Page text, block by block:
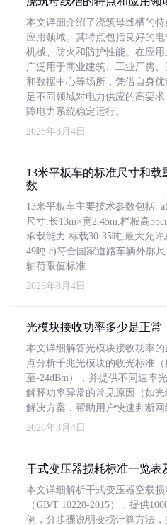
本文详细介绍了浇筑母线槽的特
应用领域。其特点包括良好的电
机械、防火和防护性能。在应用
广泛用于商业建筑、工业厂房、
和数据中心等场所，凭借自身优
足不同领域对电力供应的高要求
障电力系统稳定运行。
2026年8月4日
13米平板车的标准尺寸和载
数
13米平板车主要技术参数包括:
尺寸:长13m×宽2.45m,栏板高
承载能力:标载30-35吨,最大允许
49吨 c)符合国家道路车辆外廓尺
轴荷限值标准
2026年8月4日
光模块接收功率多少是正常
本文详细解答光模块接收功率
点分析千兆光模块的收光标准
至-24dBm），并提供不同速率
解释功率异常的常见原因（如
解决方案，帮助用户快速判断网
2026年8月4日
干式变压器损耗标准一览表
本文详细解析干式变压器空载
（GB/T 10228-2015），提供
例，分步骤说明变损计算方法